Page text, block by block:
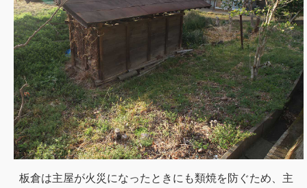
板倉は主屋が火災になったときにも類焼を防ぐため、主